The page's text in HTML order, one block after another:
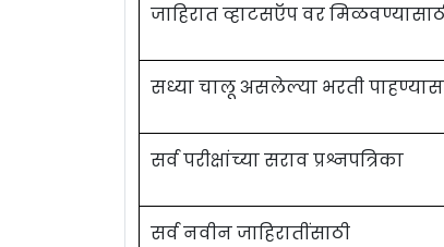
जाहिरात व्हाटसऍप वर
सध्या चालू असलेल्या भरती
सर्व परीक्षांच्या सराव प्रश्नपत्रिका
सर्व नवीन जाहिरातींसाठी